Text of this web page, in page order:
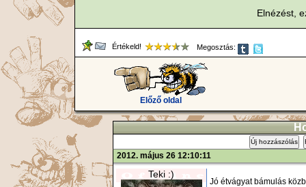
Elnézést,
Értékeld! Megosztás:
Előző oldal
Új hozzászólás
2012. május 26 12:10:11
Teki :)
Jó étvágyat bámulás